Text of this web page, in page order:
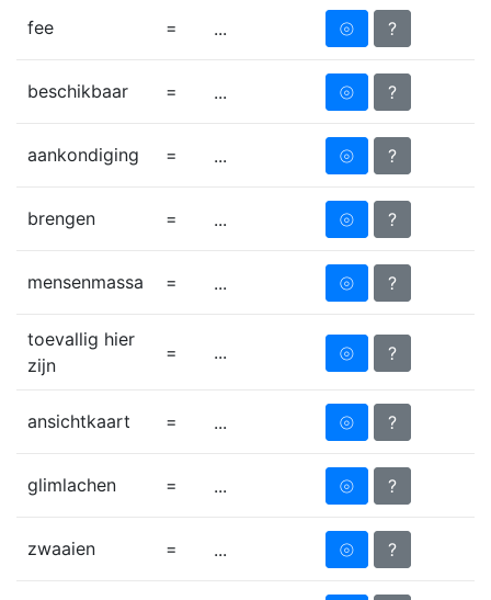
fee = ... ⦾ ?
beschikbaar = ... ⦾ ?
aankondiging = ... ⦾ ?
brengen = ... ⦾ ?
mensenmassa = ... ⦾ ?
toevallig hier
zijn
= ... ⦾ ?
ansichtkaart = ... ⦾ ?
glimlachen = ... ⦾ ?
zwaaien = ... ⦾ ?